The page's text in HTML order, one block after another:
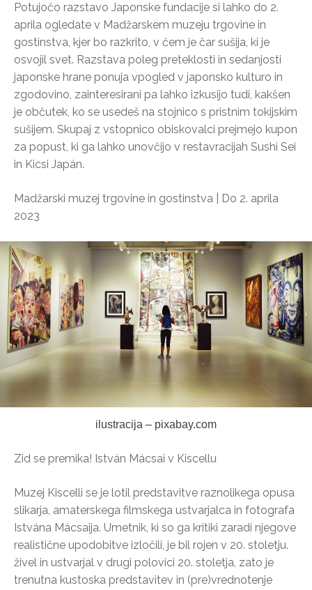
Potujočo razstavo Japonske fundacije si lahko do 2.
aprila ogledate v Madžarskem muzeju trgovine in
gostinstva, kjer bo razkrito, v čem je čar sušija, ki je
osvojil svet. Razstava poleg preteklosti in sedanjosti
japonske hrane ponuja vpogled v japonsko kulturo in
zgodovino, zainteresirani pa lahko izkusijo tudi, kakšen
je občutek, ko se usedeš na stojnico s pristnim tokijskim
sušijem. Skupaj z vstopnico obiskovalci prejmejo kupon
za popust, ki ga lahko unovčijo v restavracijah Sushi Sei
in Kicsi Japán.
Madžarski muzej trgovine in gostinstva | Do 2. aprila
2023
ilustracija – pixabay.com
Zid se premika! István Mácsai v Kiscellu
Muzej Kiscelli se je lotil predstavitve raznolikega opusa
slikarja, amaterskega filmskega ustvarjalca in fotografa
Istvána Mácsaija. Umetnik, ki so ga kritiki zaradi njegove
realistične upodobitve izločili, je bil rojen v 20. stoletju.
živel in ustvarjal v drugi polovici 20. stoletja, zato je
trenutna kustoska predstavitev in (pre)vrednotenje